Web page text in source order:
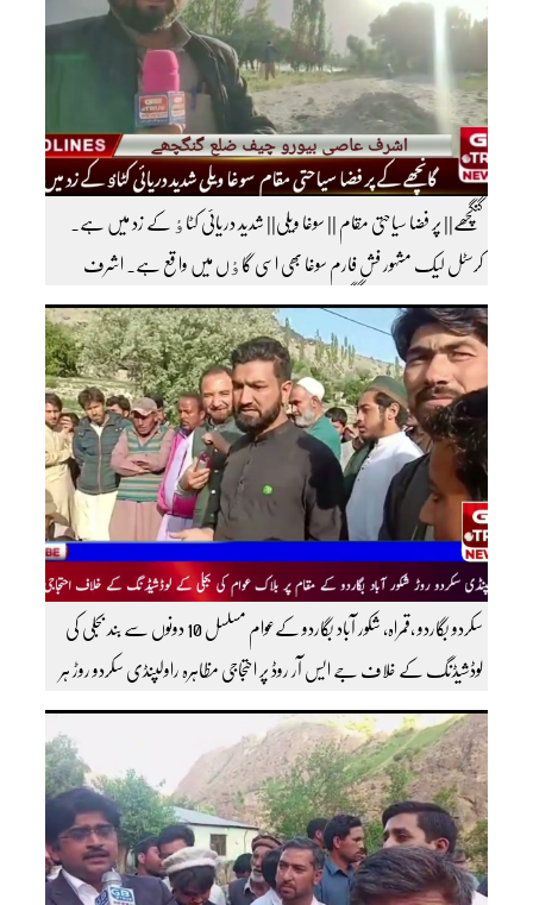
گنگچھے|| پر فضا سیاحتی مقام || سوغا ویلی|| شدید دریائی کٹاٶ کے زد میں ہے۔
کرسٹل لیک مشہور فش فارم سوغا بھی اسی گاٶں میں واقع ہے۔ اشرف
عاصی بیورو چیف ضلع گنگچھے مزید اپڈیٹس دیکھنے کے لئے ہمارے یوٹیوب چینل کو
سبسکرائب کریں
سکردو بگاردو ،قمراہ، شکور آباد بگاردو کےعوام مسلسل 10 دونوں سے بند بجلی کی
لوڈشیڈنگ کے خلاف جے ایس آر روڈ پر احتجاجی مظاہرہ راولپنڈی سکردو روڑ ہر
قسم کی ٹریفک کے لئے بند۔۔ مزید اپڈیٹس کے لیے ہمارے یوٹیوب چینل کو
سبسکرائب کریں